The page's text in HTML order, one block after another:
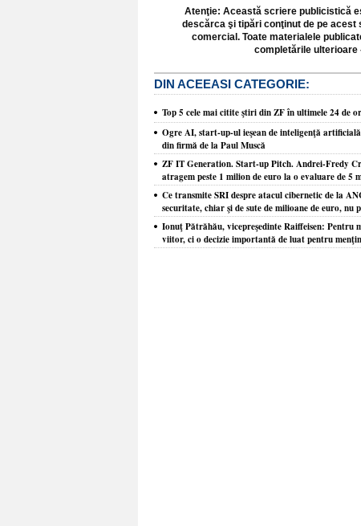
Atenţie: Această scriere publicistică
descărca şi tipări conţinut de pe
comercial. Toate materialele
completările ulterioare
DIN ACEEASI CATEGORIE:
Top 5 cele mai citite ştiri din ZF în ultimele 24 de
Ogre AI, start-up-ul ieşean de inteligenţă
din firmă de la Paul Muscă
ZF IT Generation. Start-up Pitch. Andrei-Fredy
atragem peste 1 milion de euro la o evaluare de 5
Ce transmite SRI despre atacul cibernetic de la
securitate, chiar şi de sute de milioane de euro,
Ionuţ Pătrăhău, vicepreşedinte Raiffeisen:
viitor, ci o decizie importantă de luat pentru